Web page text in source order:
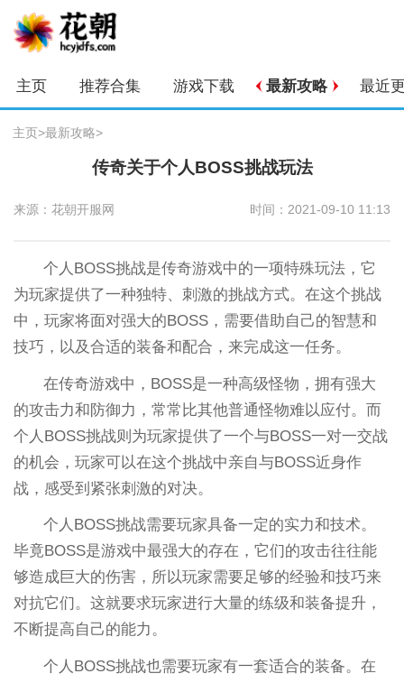
主页 推荐合集 游戏下载 最新攻略 最近
主页>最新攻略>
传奇关于个人BOSS挑战玩法
来源：花朝开服网 时间：2021-09-10 11:13
个人BOSS挑战是传奇游戏中的一项特殊玩法，它
为玩家提供了一种独特、刺激的挑战方式。在这个挑战
中，玩家将面对强大的BOSS，需要借助自己的智慧和
技巧，以及合适的装备和配合，来完成这一任务。
在传奇游戏中，BOSS是一种高级怪物，拥有强大
的攻击力和防御力，常常比其他普通怪物难以应付。而
个人BOSS挑战则为玩家提供了一个与BOSS一对一交战
的机会，玩家可以在这个挑战中亲自与BOSS近身作
战，感受到紧张刺激的对决。
个人BOSS挑战需要玩家具备一定的实力和技术。
毕竟BOSS是游戏中最强大的存在，它们的攻击往往能
够造成巨大的伤害，所以玩家需要足够的经验和技巧来
对抗它们。这就要求玩家进行大量的练级和装备提升，
不断提高自己的能力。
个人BOSS挑战也需要玩家有一套适合的装备。在